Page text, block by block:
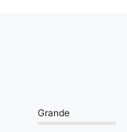
Grande